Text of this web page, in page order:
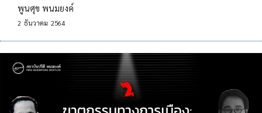
พูนศุข พนมยงค์
2 ธันวาคม 2564